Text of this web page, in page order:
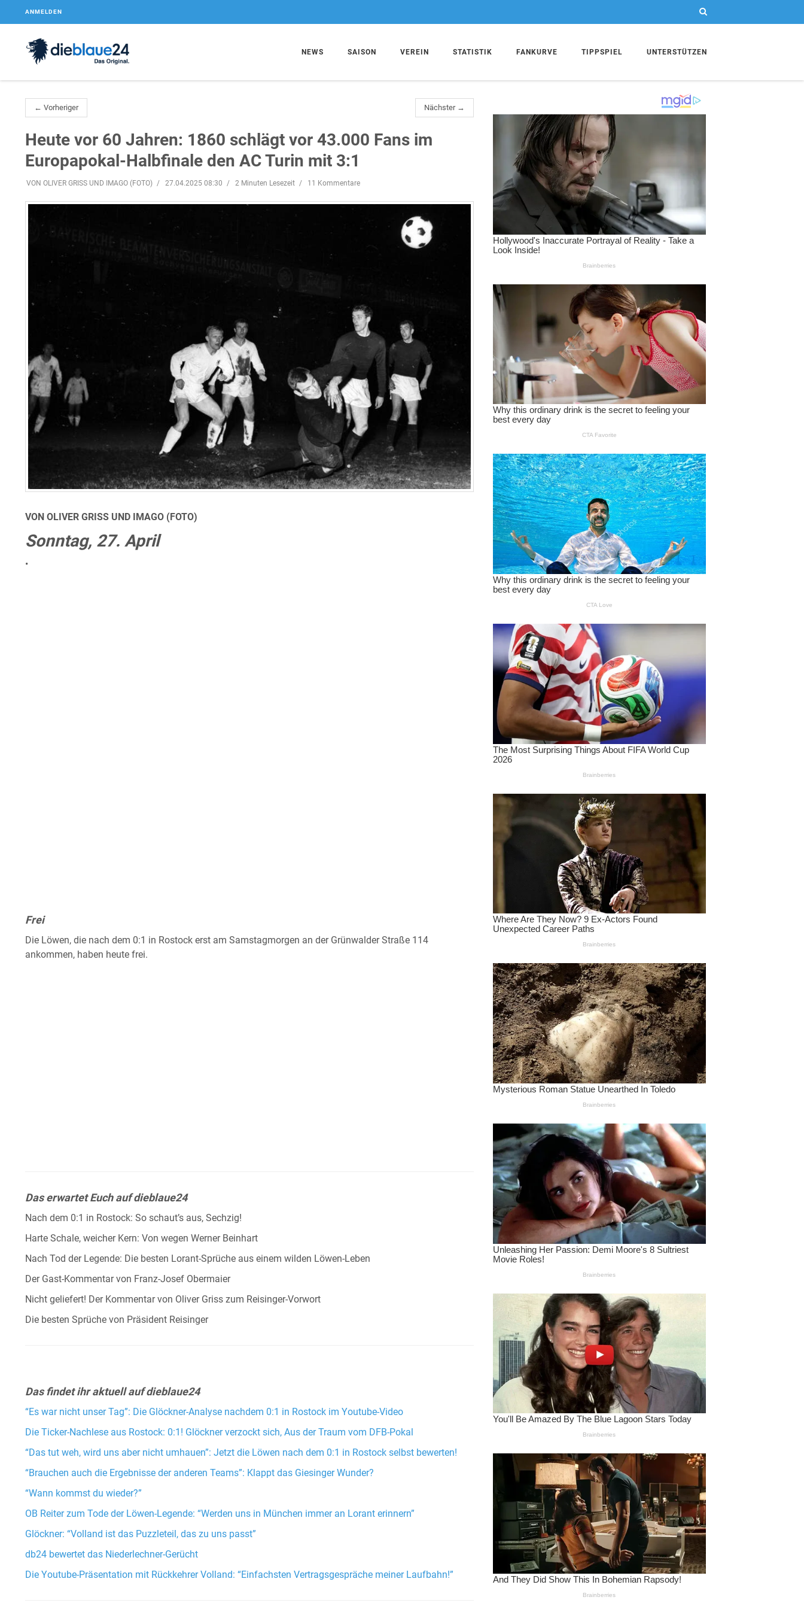
ANMELDEN
NEWS SAISON VEREIN STATISTIK FANKURVE TIPPSPIEL UNTERSTÜTZEN
← Vorheriger Nächster →
Heute vor 60 Jahren: 1860 schlägt vor 43.000 Fans im
Europapokal-Halbfinale den AC Turin mit 3:1
VON OLIVER GRISS UND IMAGO (FOTO) 27.04.2025 08:30 2 Minuten Lesezeit 11 Kommentare
VON OLIVER GRISS UND IMAGO (FOTO)
Sonntag, 27. April
•
Frei
Die Löwen, die nach dem 0:1 in Rostock erst am Samstagmorgen an der Grünwalder Straße 114
ankommen, haben heute frei.
Das erwartet Euch auf dieblaue24
Nach dem 0:1 in Rostock: So schaut’s aus, Sechzig!
Harte Schale, weicher Kern: Von wegen Werner Beinhart
Nach Tod der Legende: Die besten Lorant-Sprüche aus einem wilden Löwen-Leben
Der Gast-Kommentar von Franz-Josef Obermaier
Nicht geliefert! Der Kommentar von Oliver Griss zum Reisinger-Vorwort
Die besten Sprüche von Präsident Reisinger
Das findet ihr aktuell auf dieblaue24
“Es war nicht unser Tag”: Die Glöckner-Analyse nachdem 0:1 in Rostock im Youtube-Video
Die Ticker-Nachlese aus Rostock: 0:1! Glöckner verzockt sich, Aus der Traum vom DFB-Pokal
“Das tut weh, wird uns aber nicht umhauen”: Jetzt die Löwen nach dem 0:1 in Rostock selbst bewerten!
“Brauchen auch die Ergebnisse der anderen Teams”: Klappt das Giesinger Wunder?
“Wann kommst du wieder?”
OB Reiter zum Tode der Löwen-Legende: “Werden uns in München immer an Lorant erinnern”
Glöckner: “Volland ist das Puzzleteil, das zu uns passt”
db24 bewertet das Niederlechner-Gerücht
Die Youtube-Präsentation mit Rückkehrer Volland: “Einfachsten Vertragsgespräche meiner Laufbahn!”